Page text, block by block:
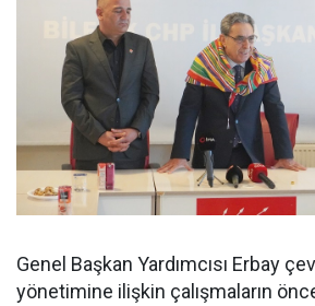
Genel Başkan Yardımcısı Erbay
yönetimine ilişkin çalışmaların